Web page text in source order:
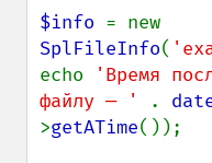
$info
SplFileInfo(
echo
'Время
файлу — '
.
>getATime());